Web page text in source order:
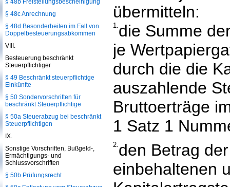
übermitteln:
1. die Summe
je
durch die die
auszahlende
Bruttoerträge
1 Satz 1
2. den Betrag
einbehaltenen
§ 48b Freistellungsbescheinigung
§ 48c Anrechnung
§ 48d Besonderheiten im Fall von
Doppelbesteuerungs­abkommen
VIII.
Besteuerung beschränkt
Steuerpflichtiger
§ 49 Beschränkt steuerpflichtige
Einkünfte
§ 50 Sondervorschriften für
beschränkt Steuerpflichtige
§ 50a Steuerabzug bei beschränkt
Steuerpflichtigen
IX.
Sonstige Vorschriften, Bußgeld-,
Ermächtigungs- und
Schlussvorschriften
§ 50b Prüfungsrecht